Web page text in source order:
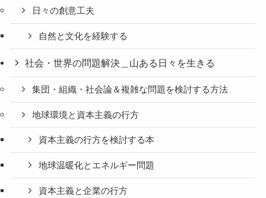
日々の創意工夫
自然と文化を経験する
社会・世界の問題解決＿山ある日々を生きる
集団・組織・社会論＆複雑な問題を検討する方法
地球環境と資本主義の行方
資本主義の行方を検討する本
地球温暖化とエネルギー問題
資本主義と企業の行方